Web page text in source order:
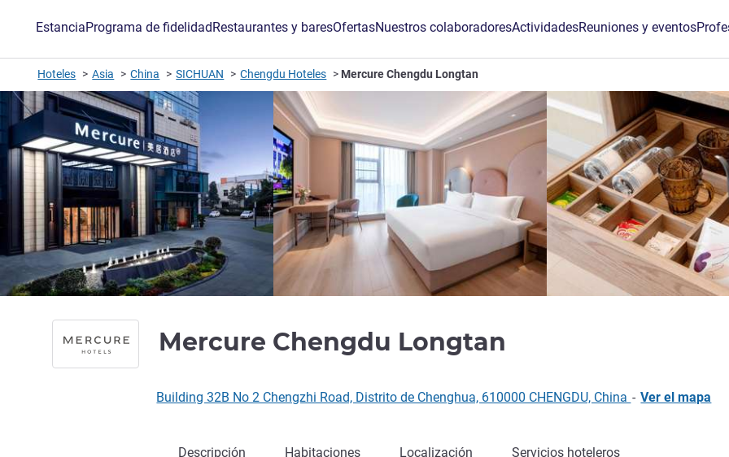
EstanciaPrograma de fidelidadRestaurantes y baresOfertasNuestros colaboradoresActividadesReuniones y eventos
Hoteles Asia China SICHUAN Chengdu Hoteles Mercure Chengdu Longtan
Mercure Chengdu Longtan
Building 32B No 2 Chengzhi Road, Distrito de Chenghua, 610000 CHENGDU, China - Ver el mapa
Descripción Habitaciones Localización Servicios hoteleros